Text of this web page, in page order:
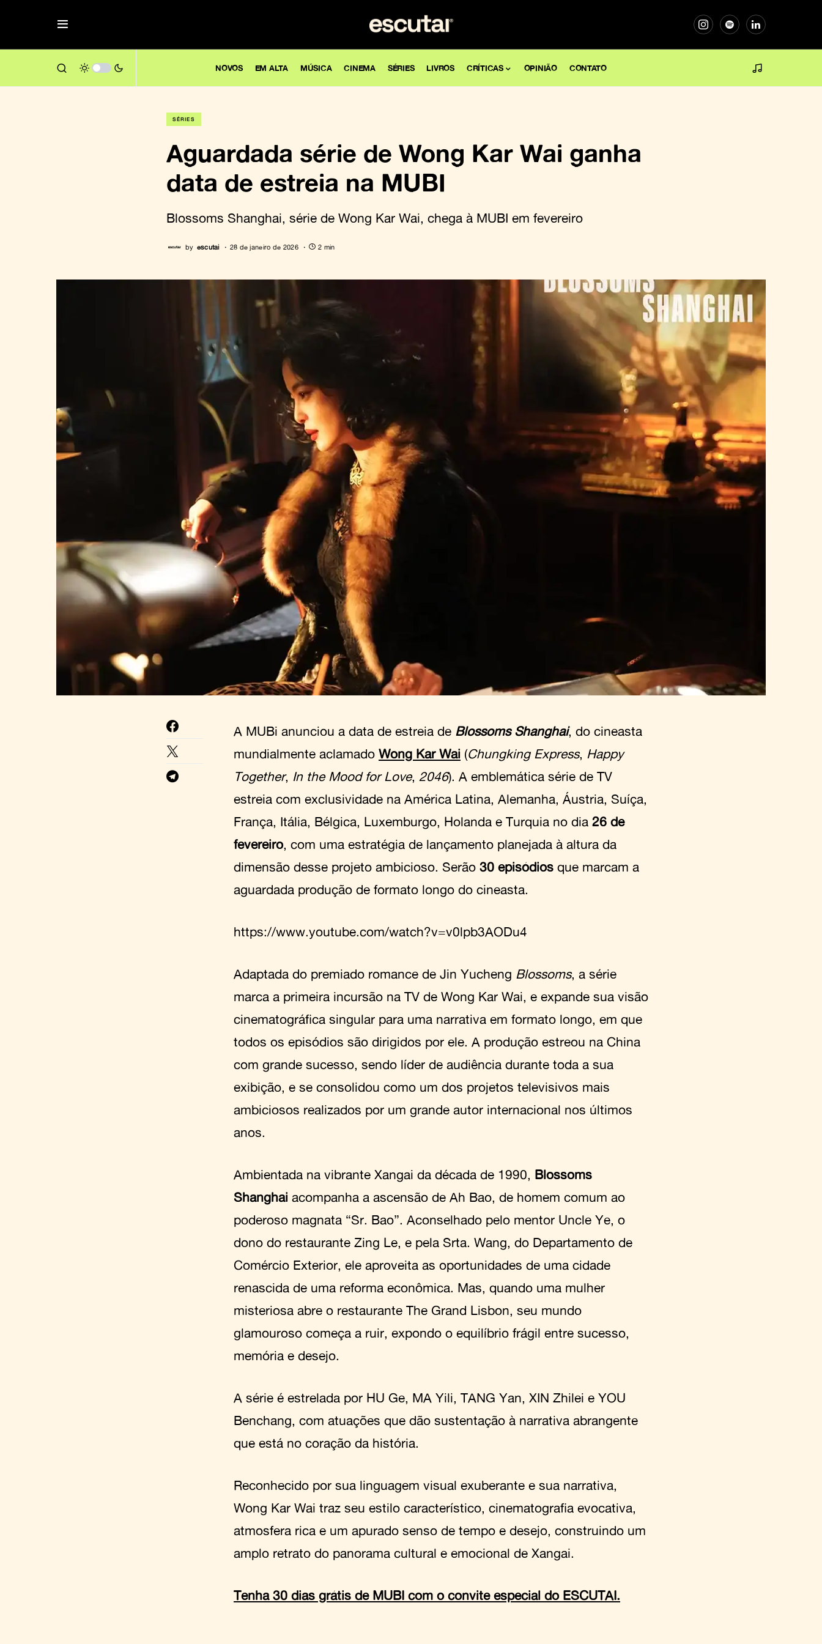
NOVOS EM ALTA MÚSICA CINEMA SÉRIES LIVROS CRÍTICAS OPINIÃO CONTATO
SÉRIES
Aguardada série de Wong Kar Wai ganha
data de estreia na MUBI
Blossoms Shanghai, série de Wong Kar Wai, chega à MUBI em fevereiro
by escutai 28 de janeiro de 2026 2 min
A MUBi anunciou a data de estreia de Blossoms Shanghai, do cineasta
mundialmente aclamado Wong Kar Wai (Chungking Express, Happy
Together, In the Mood for Love, 2046). A emblemática série de TV
estreia com exclusividade na América Latina, Alemanha, Áustria, Suíça,
França, Itália, Bélgica, Luxemburgo, Holanda e Turquia no dia 26 de
fevereiro, com uma estratégia de lançamento planejada à altura da
dimensão desse projeto ambicioso. Serão 30 episódios que marcam a
aguardada produção de formato longo do cineasta.
https://www.youtube.com/watch?v=v0lpb3AODu4
Adaptada do premiado romance de Jin Yucheng Blossoms, a série
marca a primeira incursão na TV de Wong Kar Wai, e expande sua visão
cinematográfica singular para uma narrativa em formato longo, em que
todos os episódios são dirigidos por ele. A produção estreou na China
com grande sucesso, sendo líder de audiência durante toda a sua
exibição, e se consolidou como um dos projetos televisivos mais
ambiciosos realizados por um grande autor internacional nos últimos
anos.
Ambientada na vibrante Xangai da década de 1990, Blossoms
Shanghai acompanha a ascensão de Ah Bao, de homem comum ao
poderoso magnata “Sr. Bao”. Aconselhado pelo mentor Uncle Ye, o
dono do restaurante Zing Le, e pela Srta. Wang, do Departamento de
Comércio Exterior, ele aproveita as oportunidades de uma cidade
renascida de uma reforma econômica. Mas, quando uma mulher
misteriosa abre o restaurante The Grand Lisbon, seu mundo
glamouroso começa a ruir, expondo o equilíbrio frágil entre sucesso,
memória e desejo.
A série é estrelada por HU Ge, MA Yili, TANG Yan, XIN Zhilei e YOU
Benchang, com atuações que dão sustentação à narrativa abrangente
que está no coração da história.
Reconhecido por sua linguagem visual exuberante e sua narrativa,
Wong Kar Wai traz seu estilo característico, cinematografia evocativa,
atmosfera rica e um apurado senso de tempo e desejo, construindo um
amplo retrato do panorama cultural e emocional de Xangai.
Tenha 30 dias grátis de MUBI com o convite especial do ESCUTAI.